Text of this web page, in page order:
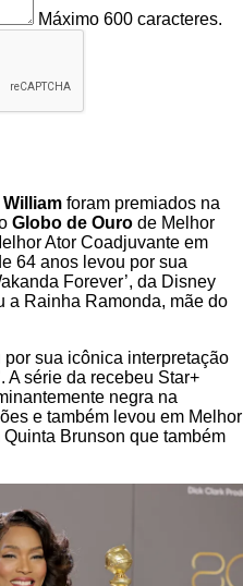
Máximo 600 caracteres.
foram premiados na
Globo de Ouro de Melhor
Ator Coadjuvante em
64 anos levou por sua
Forever’, da Disney
a Rainha Ramonda, mãe do
sua icônica interpretação
A série da recebeu Star+
negra na
e também levou em Melhor
Brunson que também